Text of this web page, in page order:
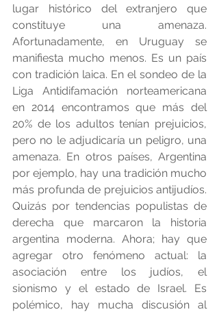
lugar histórico del extranjero que
constituye una amenaza.
Afortunadamente, en Uruguay se
manifiesta mucho menos. Es un país
con tradición laica. En el sondeo de la
Liga Antidifamación norteamericana
en 2014 encontramos que más del
20% de los adultos tenían prejuicios,
pero no le adjudicaría un peligro, una
amenaza. En otros países, Argentina
por ejemplo, hay una tradición mucho
más profunda de prejuicios antijudíos.
Quizás por tendencias populistas de
derecha que marcaron la historia
argentina moderna. Ahora; hay que
agregar otro fenómeno actual: la
asociación entre los judíos, el
sionismo y el estado de Israel. Es
polémico, hay mucha discusión al